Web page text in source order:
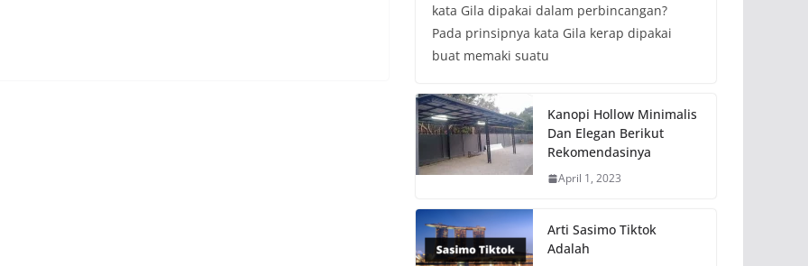
kata Gila dipakai dalam perbincangan?
Pada prinsipnya kata Gila kerap dipakai
buat memaki suatu
Kanopi Hollow Minimalis
Dan Elegan Berikut
Rekomendasinya
April 1, 2023
Arti Sasimo Tiktok
Adalah